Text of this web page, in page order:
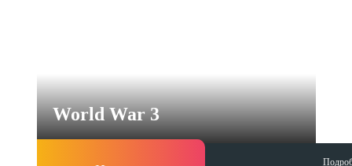
World War 3